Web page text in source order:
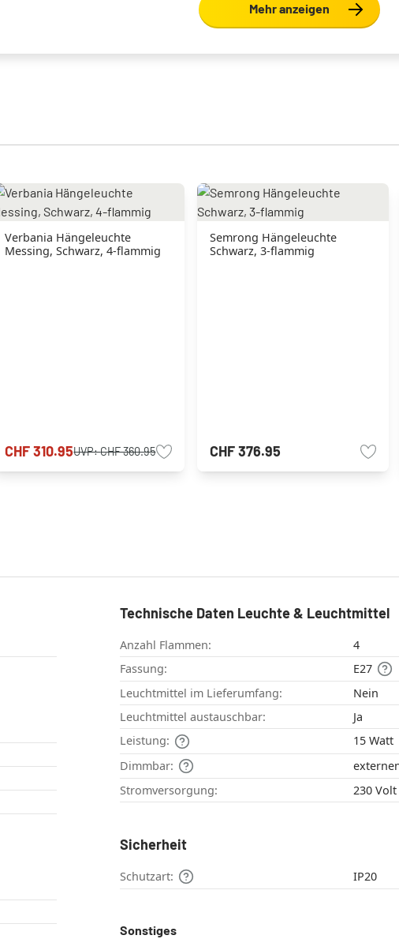
Mehr anzeigen
Verbania Hängeleuchte
Messing, Schwarz, 4-flammig
CHF 310.95UVP:CHF 360.95
Semrong Hängeleuchte
Schwarz, 3-flammig
CHF 376.95
Technische Daten Leuchte & Leuchtmittel
Anzahl Flammen:
4
Fassung:
E27
Leuchtmittel im Lieferumfang:
Nein
Leuchtmittel austauschbar:
Ja
Leistung:
15 Watt
Dimmbar:
Stromversorgung:
230 Volt
Sicherheit
Schutzart: IP20
Sonstiges